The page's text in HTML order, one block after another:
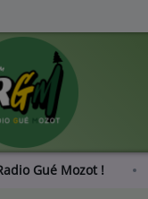
de Radio Gué Mozot !